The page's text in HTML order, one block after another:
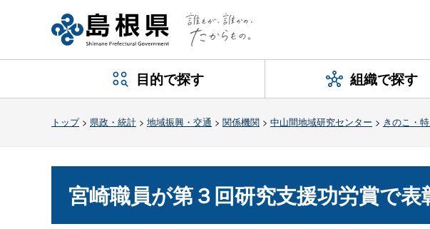
目的で探す 組織で探す
トップ> 県政・統計 > 地域振興・交通 > 関係機関 > 中山間地域研究センター > きのこ・
宮崎職員が第３回研究支援功労賞で